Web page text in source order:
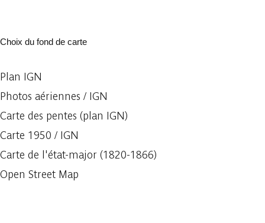
Choix du fond de carte
Plan IGN
Photos aériennes / IGN
Carte des pentes (plan IGN)
Carte 1950 / IGN
Carte de l'état-major (1820-1866)
Open Street Map